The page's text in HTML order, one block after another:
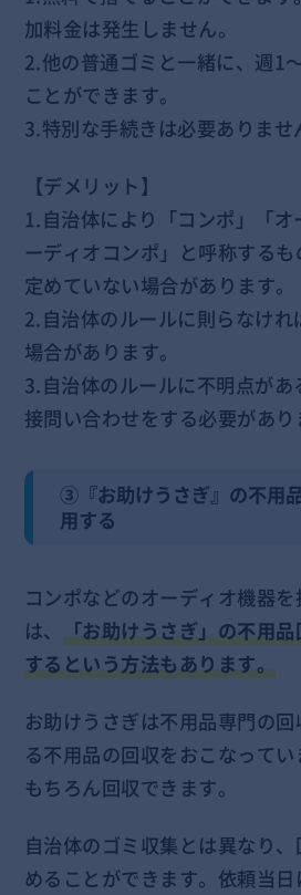
加料金は発生しません。
2.他の普通ゴミと一緒に、週1
ことができます。
3.特別な手続きは必要ありませ
【デメリット】
1.自治体により「コンポ」「
ーディオコンポ」と呼称する
定めていない場合があります。
2.自治体のルールに則らなけ
場合があります。
3.自治体のルールに不明点が
接問い合わせをする必要があり
③『お助けうさぎ』の不用
用する
コンポなどのオーディオ機器
は、 「お助けうさぎ」の不用
するという方法もあります。
お助けうさぎは不用品専門の
る不用品の回収をおこなって
もちろん回収できます。
自治体のゴミ収集とは異なり
めることができます。依頼当